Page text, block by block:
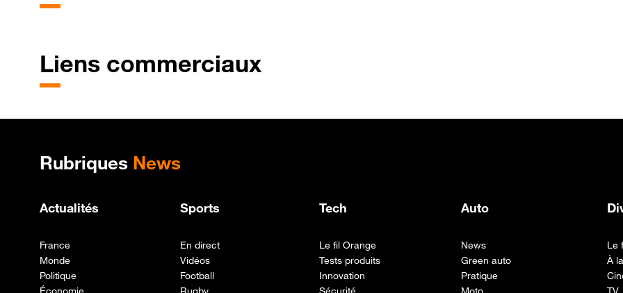
Liens commerciaux
Plan de site
Rubriques News
Actualités
France
Monde
Politique
Économie
Sports
En direct
Vidéos
Football
Rugby
Tech
Le fil Orange
Tests produits
Innovation
Sécurité
Auto
News
Green auto
Pratique
Moto
Le
À
TV